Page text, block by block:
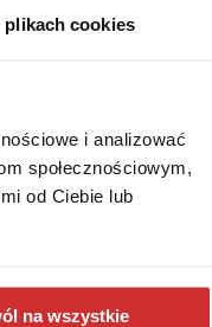
plikach cookies
i analizować
społecznościowym,
od Ciebie lub
na wszystkie
naboru – od
online i integrację z
planować